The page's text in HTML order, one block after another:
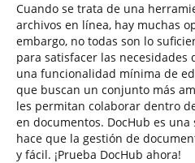
Cuando se trata de una
archivos en línea, hay muchas
embargo, no todas son lo
para satisfacer las
una funcionalidad mínima de
que buscan un conjunto más
les permitan colaborar dentro
en documentos. DocHub es
hace que la gestión de
y fácil. ¡Prueba DocHub ahora!